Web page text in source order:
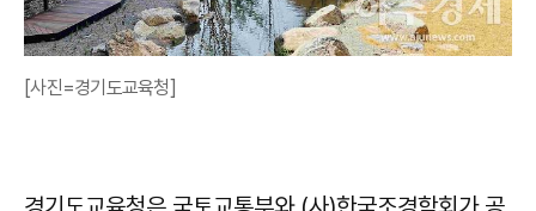
[사진=경기도교육청]